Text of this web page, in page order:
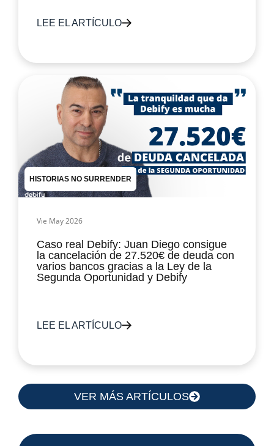
LEE EL ARTÍCULO
HISTORIAS NO SURRENDER
Vie May 2026
Caso real Debify: Juan Diego consigue
la cancelación de 27.520€ de deuda con
varios bancos gracias a la Ley de la
Segunda Oportunidad y Debify
LEE EL ARTÍCULO
VER MÁS ARTÍCULOS